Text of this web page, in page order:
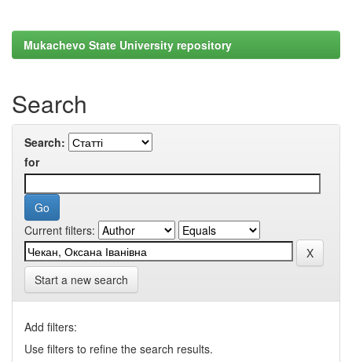
Mukachevo State University repository
Search
Search:
for
Current filters:
Start a new search
Add filters:
Use filters to refine the search results.